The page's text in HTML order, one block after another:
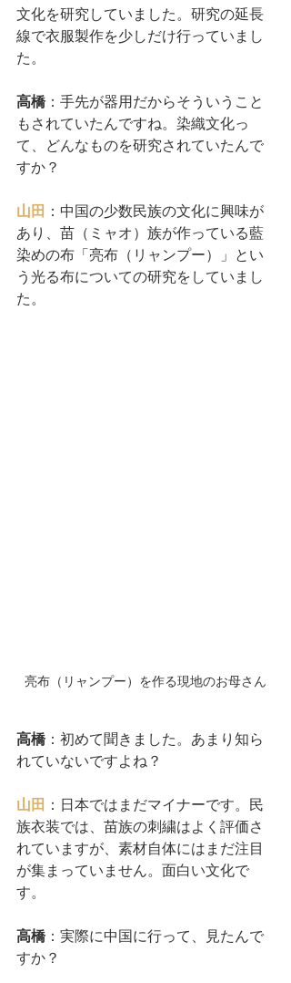
文化を研究していました。研究の延長
線で衣服製作を少しだけ行っていまし
た。
高橋：手先が器用だからそういうこと
もされていたんですね。染織文化っ
て、どんなものを研究されていたんで
すか？
山田 ：中国の少数民族の文化に興味が
あり、苗（ミャオ）族が作っている藍
染めの布「亮布（リャンプー）」とい
う光る布についての研究をしていまし
た。
亮布（リャンプー）を作る現地のお母さん
高橋：初めて聞きました。あまり知ら
れていないですよね？
山田 ：日本ではまだマイナーです。民
族衣装では、苗族の刺繍はよく評価さ
れていますが、素材自体にはまだ注目
が集まっていません。面白い文化で
す。
高橋：実際に中国に行って、見たんで
すか？